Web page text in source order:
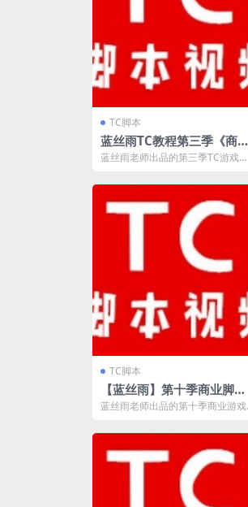
TC脚本
蓝丝雨TC教程第三季《商业
辅助是怎样炼成的》边写边
蓝丝雨老师出品的第三季TC游戏脚
业辅助是怎样炼成的...
TC脚本
【蓝丝雨】第十季商业脚本
实战系列《商业实战战神
蓝丝雨老师出品的第十季商业游戏
决》，主讲网页游戏《战神...